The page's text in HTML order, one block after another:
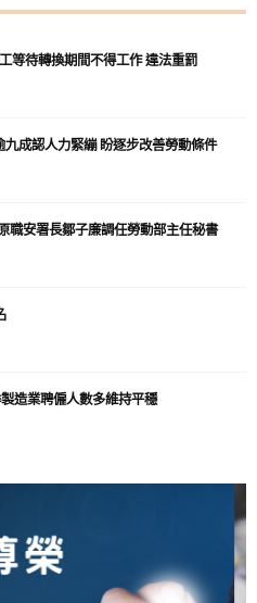
等待轉換期間不得工作 違法重罰
九成認人力緊繃 盼逐步改善勞動條件
職安署長鄒子廉調任勞動部主任秘書
造業聘僱人數多維持平穩